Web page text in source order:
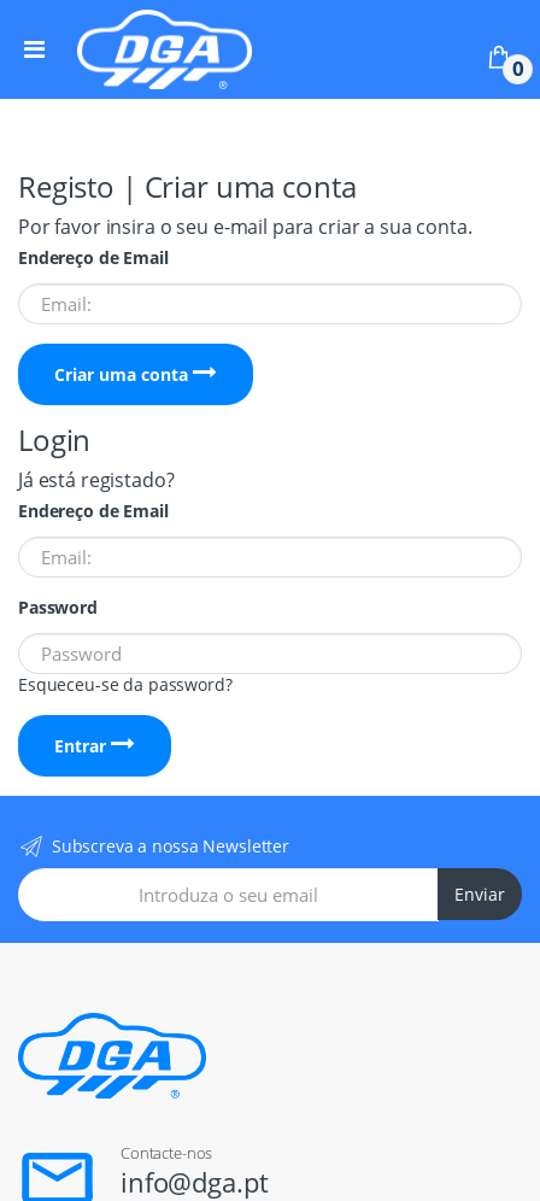
Skip to navigation
0
Registo | Criar uma conta
Por favor insira o seu e-mail para criar a sua conta.
Endereço de Email
Criar uma conta
Login
Já está registado?
Endereço de Email
Password
Esqueceu-se da password?
Entrar
Subscreva a nossa Newsletter
Enviar
Contacte-nos
info@dga.pt